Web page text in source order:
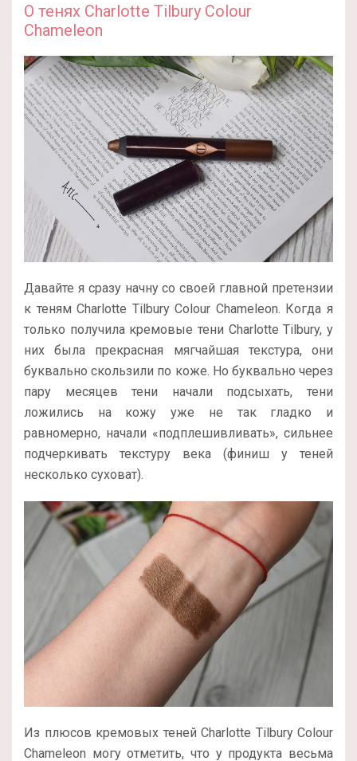
О тенях Charlotte Tilbury Colour
Chameleon
Давайте я сразу начну со своей главной претензии
к теням Charlotte Tilbury Colour Chameleon. Когда я
только получила кремовые тени Charlotte Tilbury, у
них была прекрасная мягчайшая текстура, они
буквально скользили по коже. Но буквально через
пару месяцев тени начали подсыхать, тени
ложились на кожу уже не так гладко и
равномерно, начали «подплешивливать», сильнее
подчеркивать текстуру века (финиш у теней
несколько суховат).
Из плюсов кремовых теней Charlotte Tilbury Colour
Chameleon могу отметить, что у продукта весьма